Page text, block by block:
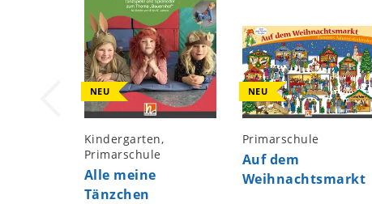
NEU
Kindergarten,
Primarschule
Alle meine
Tänzchen
NEU
Primarschule
Auf dem
Weihnachtsmarkt